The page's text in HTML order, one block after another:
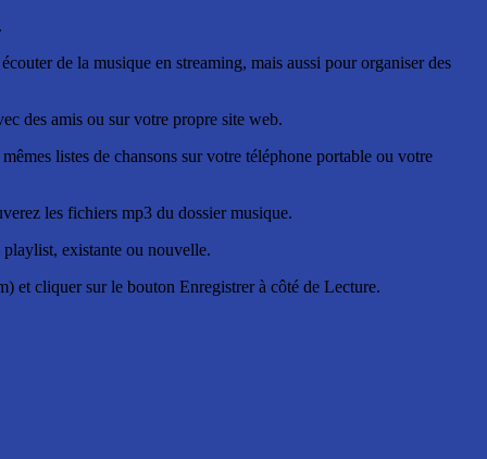
de la musique en streaming, mais aussi pour organiser des
des amis ou sur votre propre site web.
listes de chansons sur votre téléphone portable ou votre
les fichiers mp3 du dossier musique.
existante ou nouvelle.
et cliquer sur le bouton Enregistrer à côté de Lecture.